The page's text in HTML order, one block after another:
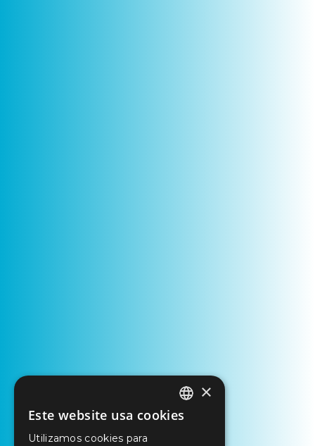
PORTUGUESE
×
Este website usa cookies
Utilizamos cookies para